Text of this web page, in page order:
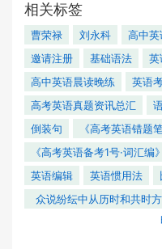
相关标签
曹荣禄 刘永科 高中
邀请注册
基础语法 英
高中英语晨读晚练
英语
高考英语真题资讯总汇
倒装句
《高考英语错题
《高考英语备考1号·词汇编》
英语编辑
英语惯用法
众说纷纭中从历时和共时